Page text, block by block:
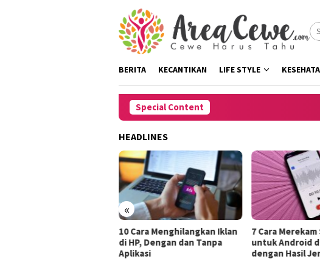
BERITA KECANTIKAN LIFE STYLE
Special Content
HEADLINES
«
10 Cara Menghilangkan Iklan
di HP, Dengan dan Tanpa
Aplikasi
7 Cara Merekam
untuk Android
dengan Hasil